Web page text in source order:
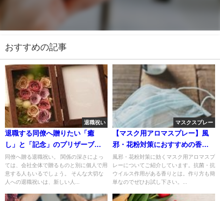
おすすめの記事
退職祝い
退職する同僚へ贈りたい「癒
し」と「記念」のプリザーブド
フラワー
同僚へ贈る退職祝い。 関係の深さによっ
ては、会社全体で贈るものと別に個人で用
意する人もいるでしょう。 そんな大切な
人への退職祝いは、新しい人...
マスクスプレー
【マスク用アロマスプレー】風
邪・花粉対策におすすめの香り
＆作り方
風邪・花粉対策に効くマスク用アロマスプ
レーについてご紹介しています。抗菌・抗
ウイルス作用がある香りとは。作り方も簡
単なのでぜひお試し下さい。...